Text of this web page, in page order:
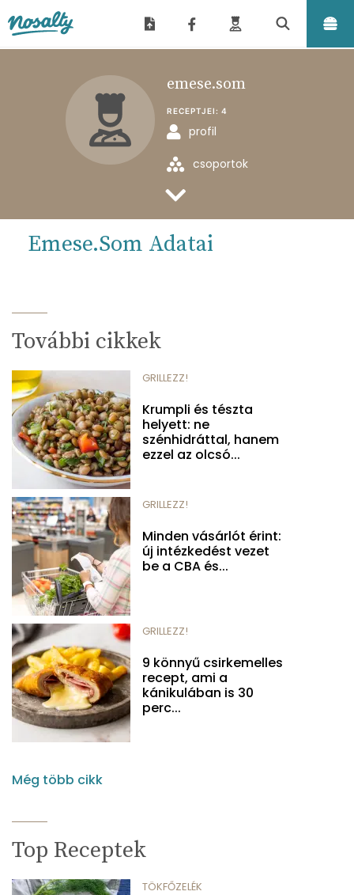
Nosalty
emese.som
RECEPTJEI: 4
profil
csoportok
Emese.som Adatai
További cikkek
GRILLEZZ!
Krumpli és tészta
helyett: ne
szénhidráttal, hanem
ezzel az olcsó...
GRILLEZZ!
Minden vásárlót érint:
új intézkedést vezet
be a CBA és...
GRILLEZZ!
9 könnyű csirkemelles
recept, ami a
kánikulában is 30
perc...
Még több cikk
Top Receptek
TÖKFŐZELÉK